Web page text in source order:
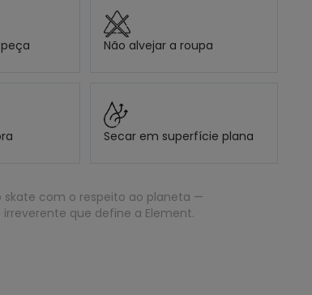
Não alvejar a roupa
Secar em superfície plana
skate com o respeito ao planeta —
que define a Element.